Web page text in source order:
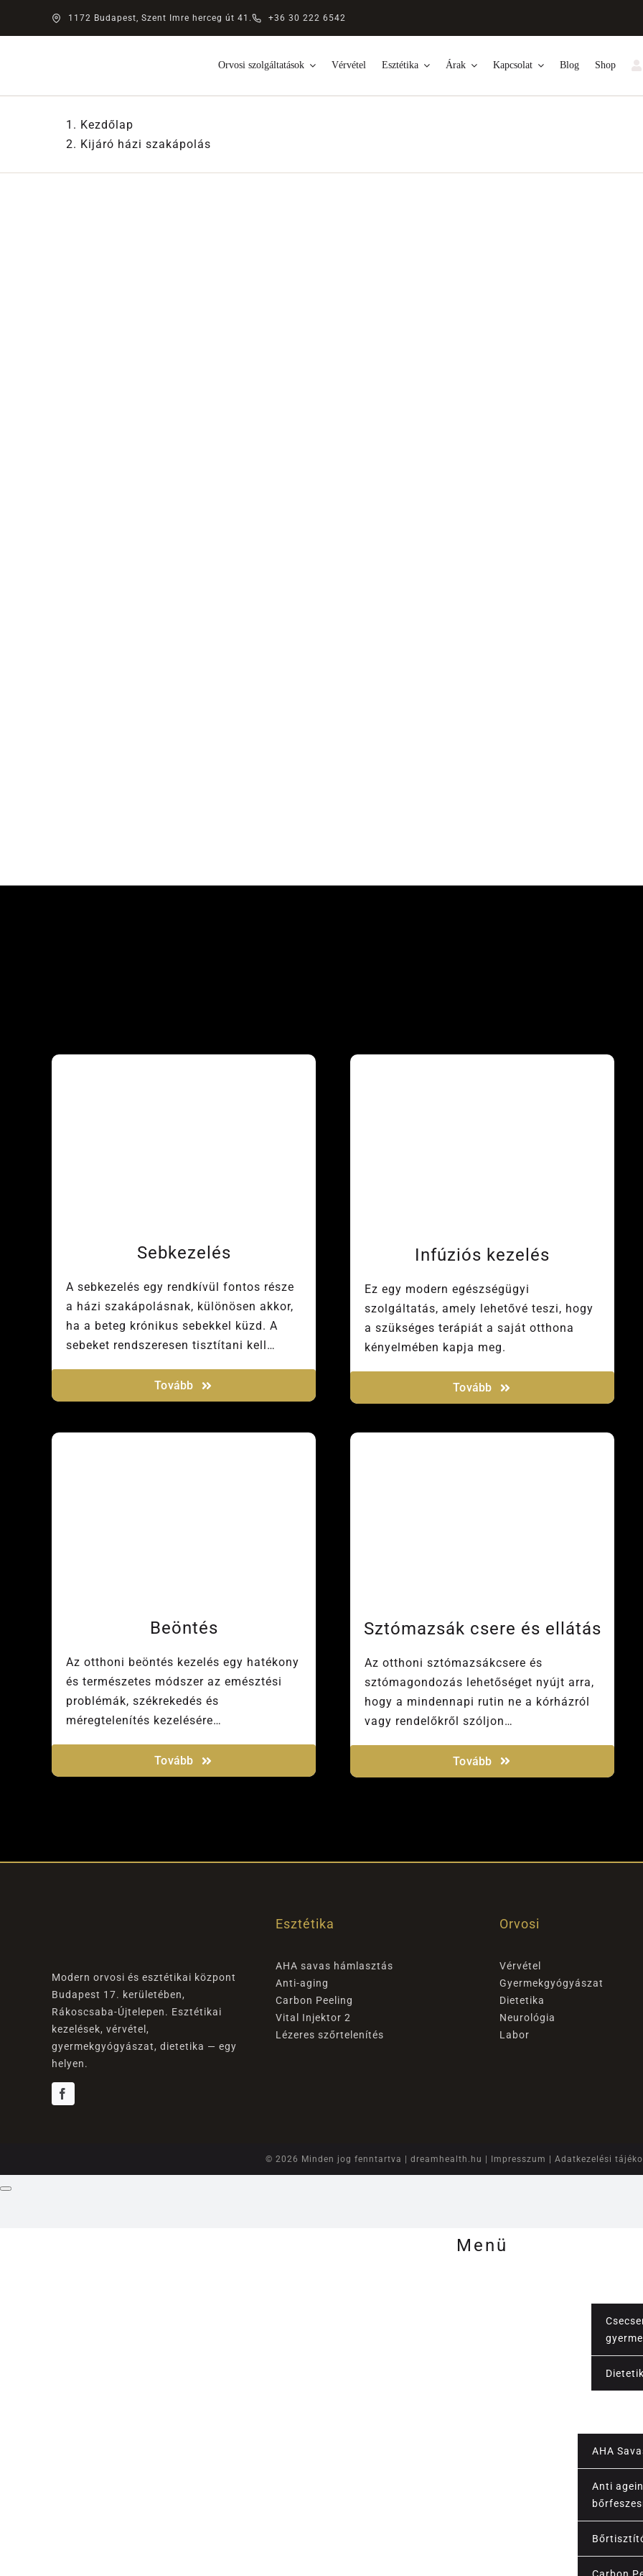
1172 Budapest, Szent Imre herceg út 41. +36 30 222 6542
Orvosi szolgáltatások Vérvétel Esztétika Árak Kapcsolat Blog Shop
Kezdőlap
Kijáró házi szakápolás
Sebkezelés
A sebkezelés egy rendkívül fontos része
a házi szakápolásnak, különösen akkor,
ha a beteg krónikus sebekkel küzd. A
sebeket rendszeresen tisztítani kell…
Tovább
Infúziós kezelés
Ez egy modern egészségügyi
szolgáltatás, amely lehetővé teszi, hogy
a szükséges terápiát a saját otthona
kényelmében kapja meg.
Tovább
Beöntés
Az otthoni beöntés kezelés egy hatékony
és természetes módszer az emésztési
problémák, székrekedés és
méregtelenítés kezelésére…
Tovább
Sztómazsák csere és ellátás
Az otthoni sztómazsákcsere és
sztómagondozás lehetőséget nyújt arra,
hogy a mindennapi rutin ne a kórházról
vagy rendelőkről szóljon…
Tovább
Modern orvosi és esztétikai központ
Budapest 17. kerületében,
Rákoscsaba-Újtelepen. Esztétikai
kezelések, vérvétel,
gyermekgyógyászat, dietetika — egy
helyen.
Esztétika
AHA savas hámlasztás
Anti-aging
Carbon Peeling
Vital Injektor 2
Lézeres szőrtelenítés
Orvosi
Vérvétel
Gyermekgyógyászat
Dietetika
Neurológia
Labor
© 2026 Minden jog fenntartva | dreamhealth.hu Impresszum Adatkezelési
Menü
AHA
Anti